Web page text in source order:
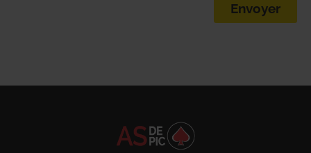
Envoyer